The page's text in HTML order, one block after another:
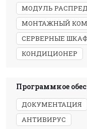
МОДУЛЬ
МОНТАЖНЫЙ
СЕРВЕРНЫЕ
КОНДИЦИОНЕР
Программное
ДОКУМЕНТАЦИЯ
АНТИВИРУС